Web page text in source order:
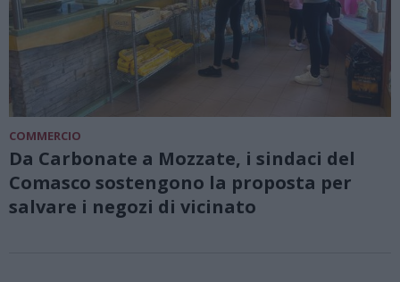
COMMERCIO
Da Carbonate a Mozzate, i sindaci del
Comasco sostengono la proposta per
salvare i negozi di vicinato